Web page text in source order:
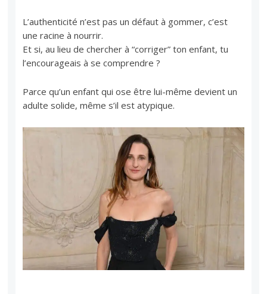
L’authenticité n’est pas un défaut à gommer, c’est
une racine à nourrir.
Et si, au lieu de chercher à “corriger” ton enfant, tu
l’encourageais à se comprendre ?
Parce qu’un enfant qui ose être lui-même devient un
adulte solide, même s’il est atypique.